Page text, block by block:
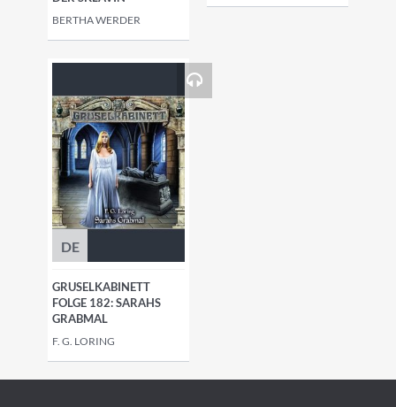
BERTHA WERDER
DE
GRUSELKABINETT
FOLGE 182: SARAHS
GRABMAL
F. G. LORING